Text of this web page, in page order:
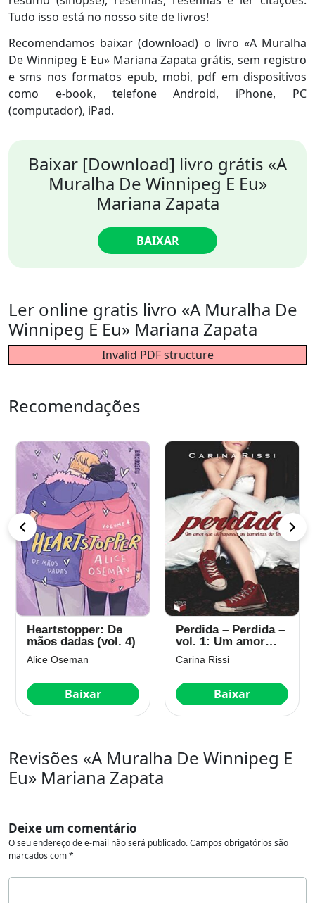
Tudo isso está no nosso site de livros!
Recomendamos baixar (download) o livro «A Muralha
De Winnipeg E Eu» Mariana Zapata grátis, sem registro
e sms nos formatos epub, mobi, pdf em dispositivos
como e-book, telefone Android, iPhone, PC
(computador), iPad.
Baixar [Download] livro grátis «A
Muralha De Winnipeg E Eu»
Mariana Zapata
BAIXAR
Ler online gratis livro «A Muralha De
Winnipeg E Eu» Mariana Zapata
Invalid PDF structure
Recomendações
Heartstopper: De
mãos dadas (vol. 4)
Alice Oseman
Baixar
Perdida – Perdida –
vol. 1: Um amor
que ultrapassa as
barreiras do tempo
Carina Rissi
Baixar
Revisões «A Muralha De Winnipeg E
Eu» Mariana Zapata
Deixe um comentário
O seu endereço de e-mail não será publicado.Campos obrigatórios são
marcados com*